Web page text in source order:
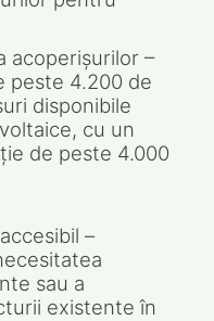
acoperișurilor –
peste 4.200 de
disponibile
cu un
de peste 4.000
–
sau a
existente în